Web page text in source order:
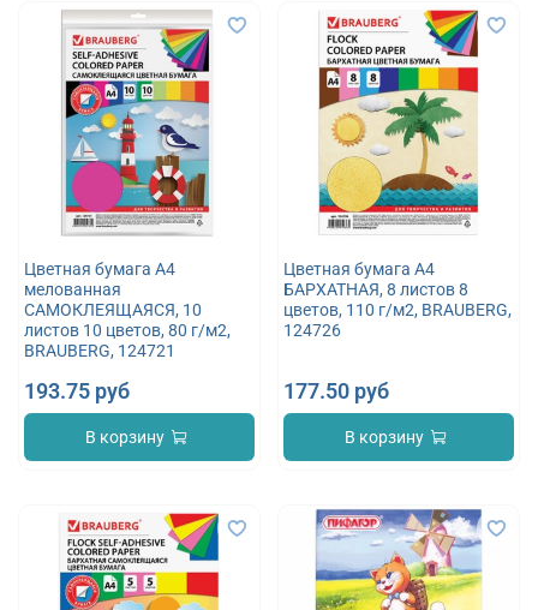
Цветная бумага А4
мелованная
САМОКЛЕЯЩАЯСЯ, 10
листов 10 цветов, 80 г/м2,
BRAUBERG, 124721
193.75 руб
В корзину
Цветная бумага А4
БАРХАТНАЯ, 8 листов 8
цветов, 110 г/м2, BRAUBERG,
124726
177.50 руб
В корзину